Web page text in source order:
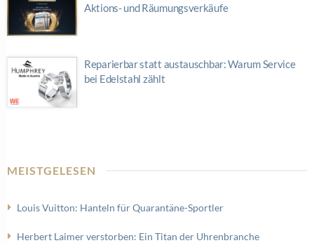
Aktions- und Räumungsverkäufe
Reparierbar statt austauschbar: Warum Service
bei Edelstahl zählt
MEISTGELESEN
Louis Vuitton: Hanteln für Quarantäne-Sportler
Herbert Laimer verstorben: Ein Titan der Uhrenbranche